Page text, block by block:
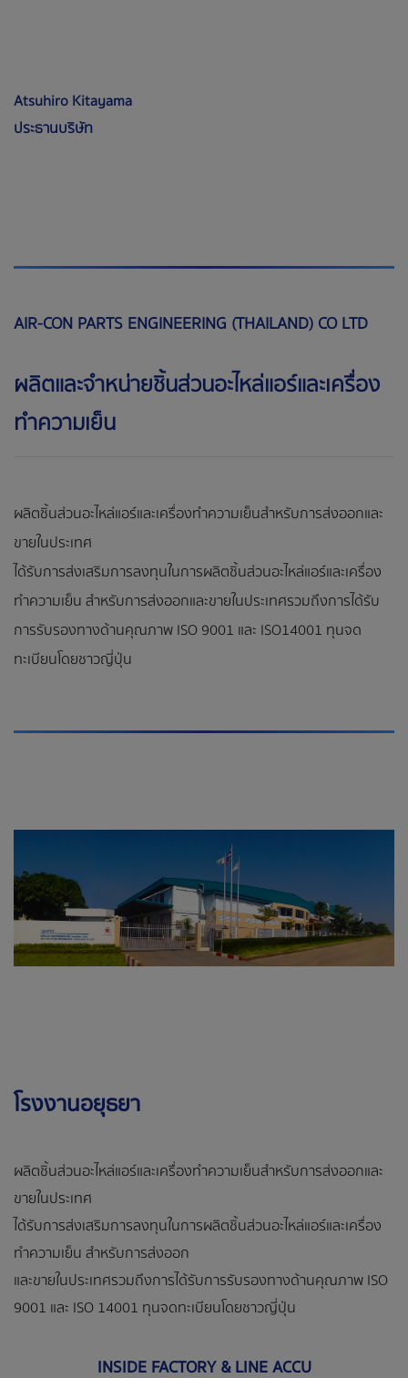
Atsuhiro Kitayama
ประธานบริษัท
AIR-CON PARTS ENGINEERING (THAILAND) CO LTD
ผลิตและจำหน่ายชิ้นส่วนอะไหล่แอร์และเครื่อง
ทำความเย็น
ผลิตชิ้นส่วนอะไหล่แอร์และเครื่องทำความเย็นสำหรับการส่งออกและ
ขายในประเทศ
ได้รับการส่งเสริมการลงทุนในการผลิตชิ้นส่วนอะไหล่แอร์และเครื่อง
ทำความเย็น สำหรับการส่งออกและขายในประเทศรวมถึงการได้รับ
การรับรองทางด้านคุณภาพ ISO 9001 และ ISO14001 ทุนจด
ทะเบียนโดยชาวญี่ปุ่น
โรงงานอยุธยา
ผลิตชิ้นส่วนอะไหล่แอร์และเครื่องทำความเย็นสำหรับการส่งออกและ
ขายในประเทศ
ได้รับการส่งเสริมการลงทุนในการผลิตชิ้นส่วนอะไหล่แอร์และเครื่อง
ทำความเย็น สำหรับการส่งออก
และขายในประเทศรวมถึงการได้รับการรับรองทางด้านคุณภาพ ISO
9001 และ ISO 14001 ทุนจดทะเบียนโดยชาวญี่ปุ่น
INSIDE FACTORY & LINE ACCU